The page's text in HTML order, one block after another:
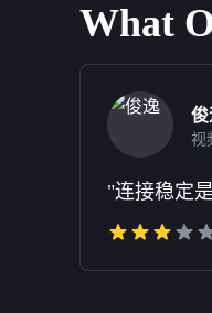
What
俊
视
"连接稳定